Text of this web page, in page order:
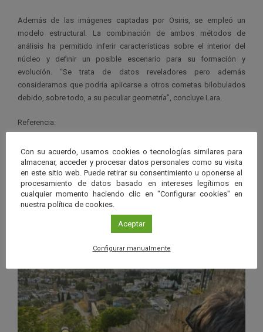
Además de las imágenes captadas por Osiris, se empleó un
modelo estructural. La combinación de ambos métodos de
análisis ha permitido inferir características sobre el interior del
núcleo y definir un posible escenario para su formación y
evolución. “Se trata de datos reveladores pero además
consideramos que podría aplicarse a otros cometas bilobulados
debido, sobre todo, a su peculiar geometría”, concluye Lara.
Referencia:
et al
Erosion by Shear deformation of bilobate
comets reveals their internal structure.Nature Geoscience.
DOI: 10.1038/s41561-019-0307-9
Últimas noticias publicadas
Con su acuerdo, usamos cookies o tecnologías similares para
almacenar, acceder y procesar datos personales como su visita
en este sitio web. Puede retirar su consentimiento u oponerse al
procesamiento de datos basado en intereses legítimos en
cualquier momento haciendo clic en "Configurar cookies" en
nuestra política de cookies.
Aceptar
Configurar manualmente